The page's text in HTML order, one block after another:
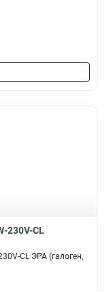
230V-CL
CL ЭРА (галоген,